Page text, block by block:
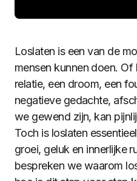
Loslaten is een van de
mensen kunnen doen. Of
relatie, een droom, een
negatieve gedachte,
we gewend zijn, kan
Toch is loslaten
groei, geluk en innerlijke
bespreken we waarom